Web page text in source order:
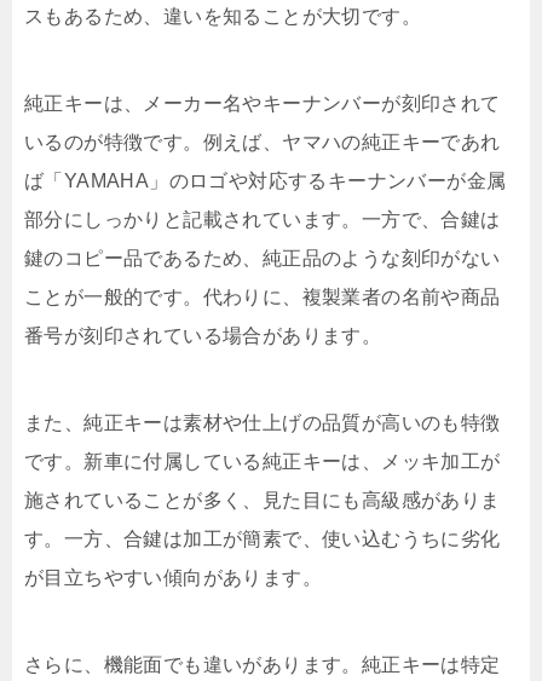
スもあるため、違いを知ることが大切です。
純正キーは、メーカー名やキーナンバーが刻印されて
いるのが特徴です。例えば、ヤマハの純正キーであれ
ば「YAMAHA」のロゴや対応するキーナンバーが金属
部分にしっかりと記載されています。一方で、合鍵は
鍵のコピー品であるため、純正品のような刻印がない
ことが一般的です。代わりに、複製業者の名前や商品
番号が刻印されている場合があります。
また、純正キーは素材や仕上げの品質が高いのも特徴
です。新車に付属している純正キーは、メッキ加工が
施されていることが多く、見た目にも高級感がありま
す。一方、合鍵は加工が簡素で、使い込むうちに劣化
が目立ちやすい傾向があります。
さらに、機能面でも違いがあります。純正キーは特定